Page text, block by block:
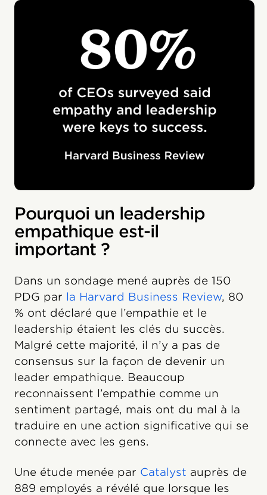
Pourquoi un leadership
empathique est-il
important ?
Dans un sondage mené auprès de 150
PDG par la Harvard Business Review, 80
% ont déclaré que l’empathie et le
leadership étaient les clés du succès.
Malgré cette majorité, il n’y a pas de
consensus sur la façon de devenir un
leader empathique. Beaucoup
reconnaissent l’empathie comme un
sentiment partagé, mais ont du mal à la
traduire en une action significative qui se
connecte avec les gens.
Une étude menée par Catalyst auprès de
889 employés a révélé que lorsque les